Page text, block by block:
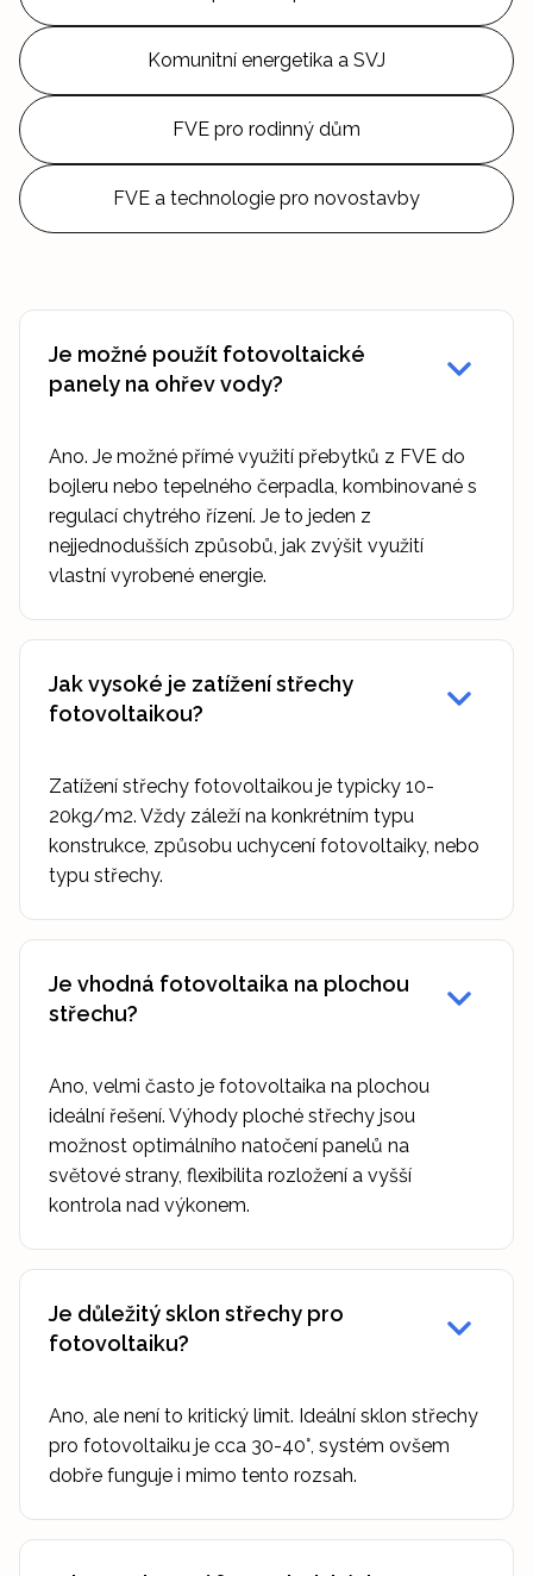
Komunitní energetika a SVJ
FVE pro rodinný dům
FVE a technologie pro novostavby
Je možné použít fotovoltaické
panely na ohřev vody?
Ano. Je možné přímé využití přebytků z FVE do
bojleru nebo tepelného čerpadla, kombinované s
regulací chytrého řízení. Je to jeden z
nejjednodušších způsobů, jak zvýšit využití
vlastní vyrobené energie.
Jak vysoké je zatížení střechy
fotovoltaikou?
Zatížení střechy fotovoltaikou je typicky 10-
20kg/m2. Vždy záleží na konkrétním typu
konstrukce, způsobu uchycení fotovoltaiky, nebo
typu střechy.
Je vhodná fotovoltaika na plochou
střechu?
Ano, velmi často je fotovoltaika na plochou
ideální řešení. Výhody ploché střechy jsou
možnost optimálního natočení panelů na
světové strany, flexibilita rozložení a vyšší
kontrola nad výkonem.
Je důležitý sklon střechy pro
fotovoltaiku?
Ano, ale není to kritický limit. Ideální sklon střechy
pro fotovoltaiku je cca 30-40°, systém ovšem
dobře funguje i mimo tento rozsah.